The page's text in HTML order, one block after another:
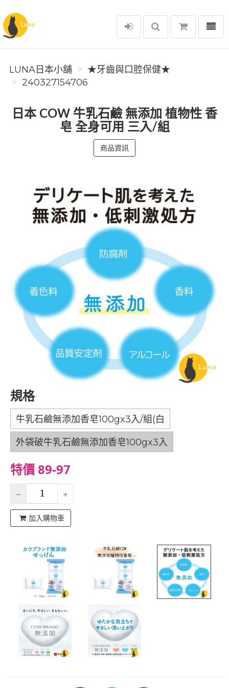
Luna日本小舖
選單
LUNA日本小舖
★牙齒與口腔保健★
240327154706
日本 COW 牛乳石鹼 無添加 植物性 香
皂 全身可用 三入/組
商品資訊
規格
牛乳石鹼無添加香皂100gx3入/組(白
外袋破牛乳石鹼無添加香皂100gx3入
特價 89-97
加入購物車